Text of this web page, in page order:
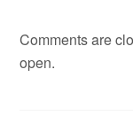
Comments are
open.